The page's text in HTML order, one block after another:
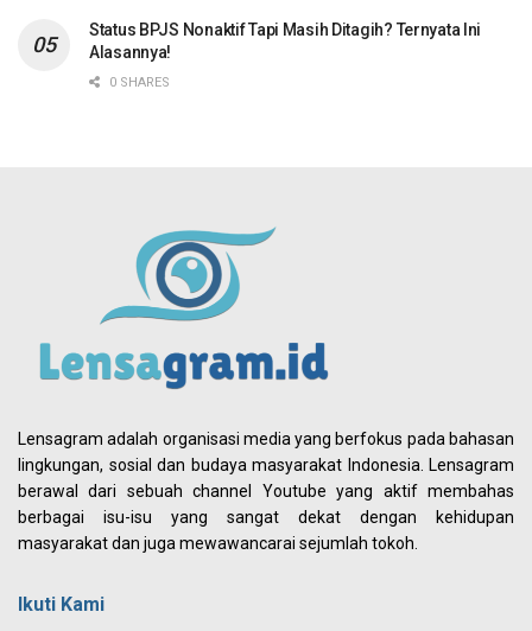
Status BPJS Nonaktif Tapi Masih Ditagih? Ternyata Ini
Alasannya!
0 SHARES
Lensagram adalah organisasi media yang berfokus pada bahasan
lingkungan, sosial dan budaya masyarakat Indonesia. Lensagram
berawal dari sebuah channel Youtube yang aktif membahas
berbagai isu-isu yang sangat dekat dengan kehidupan
masyarakat dan juga mewawancarai sejumlah tokoh.
Ikuti Kami